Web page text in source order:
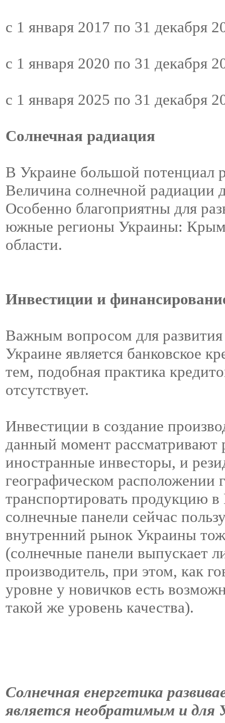
с 1 января 2017 по 31 декабря
с 1 января 2020 по 31 декабря
с 1 января 2025 по 31 декабря
Солнечная радиация
В Украине большой потенциал
Величина солнечной радиации
Особенно благоприятны для
южные регионы Украины: Крым,
области.
Инвестиции и
Важным вопросом для
Украине является банковское
тем, подобная практика
отсутствует.
Инвестиции в создание
данный момент рассматривают
иностранные инвесторы, и
географическом расположении
транспортировать продукцию
солнечные панели сейчас
внутренний рынок Украины
(солнечные панели выпускает
производитель, при этом, как
уровне у новичков есть
такой же уровень качества).
Солнечная енергетика
является необратимым и для